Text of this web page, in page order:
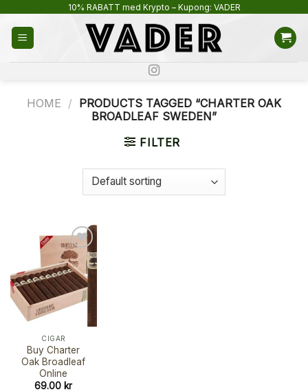
content
10% RABATT med Krypto – Kupong: VADER
HOME /
PRODUCTS TAGGED “CHARTER OAK
BROADLEAF SWEDEN”
FILTER
CIGAR
Buy Charter
Oak Broadleaf
Online
69.00 kr